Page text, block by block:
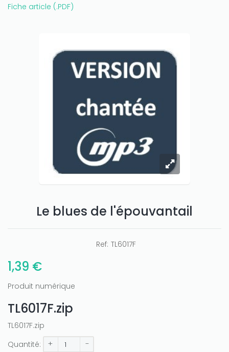
Fiche article (.PDF)
Le blues de l'épouvantail
Ref: TL6017F
1,39 €
Produit numérique
TL6017F.zip
TL6017F.zip
Quantité:
+ -
Only play atJoo casinoif you really want to win a huge